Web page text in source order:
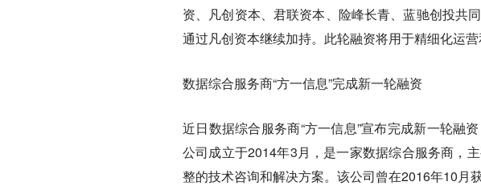
资、凡创资本、君联资本、险峰长青、蓝驰创投共
通过凡创资本继续加持。此轮融资将用于精细化运营
数据综合服务商“方一信息”完成新一轮融资
近日数据综合服务商“方一信息”宣布完成新一轮融
公司成立于2014年3月，是一家数据综合服务商，
整的技术咨询和解决方案。该公司曾在2016年10月